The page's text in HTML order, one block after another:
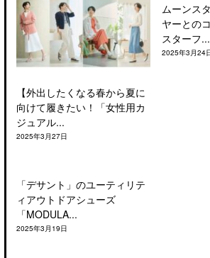
【外出したくなる春から夏に
向けて履きたい！「女性用カ
ジュアル...
2025年3月27日
ムーンス
ヤーとの
スターフ...
2025年3月24
「デサント」のユーティリテ
ィアウトドアシューズ
「MODULA...
2025年3月19日